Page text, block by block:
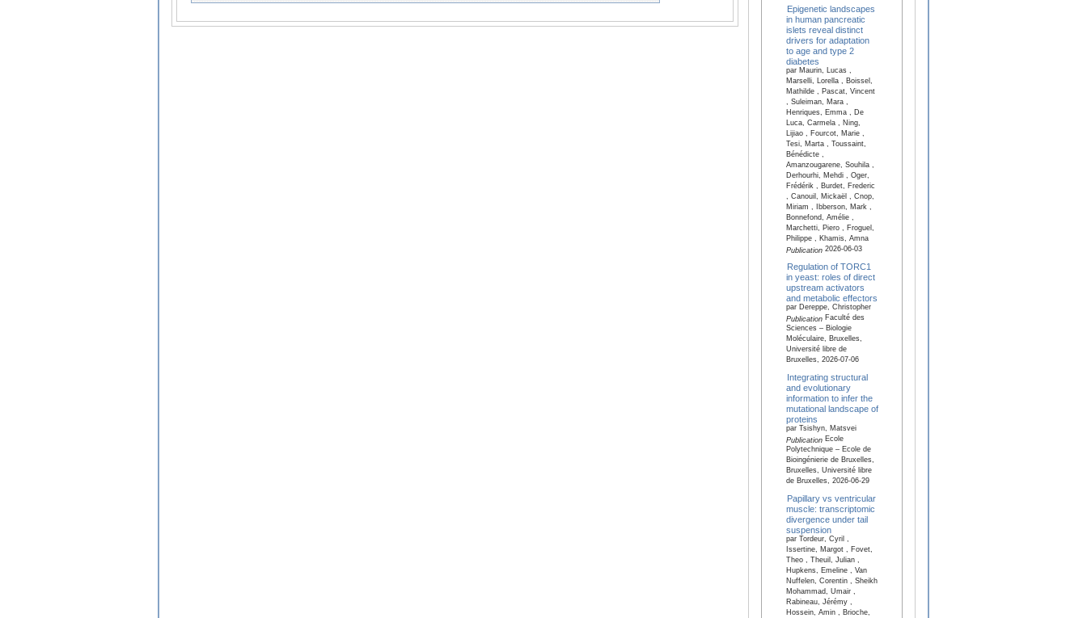
Epigenetic landscapes
in human pancreatic
islets reveal distinct
drivers for adaptation
to age and type 2
diabetes
par Maurin, Lucas ,
Marselli, Lorella , Boissel,
Mathilde , Pascat, Vincent
, Suleiman, Mara ,
Henriques, Emma , De
Luca, Carmela , Ning,
Lijiao , Fourcot, Marie ,
Tesi, Marta , Toussaint,
Bénédicte ,
Amanzougarene, Souhila ,
Derhourhi, Mehdi , Oger,
Frédérik , Burdet, Frederic
, Canouil, Mickaël , Cnop,
Miriam , Ibberson, Mark ,
Bonnefond, Amélie ,
Marchetti, Piero , Froguel,
Philippe , Khamis, Amna
Publication2026-06-03
Regulation of TORC1
in yeast: roles of direct
upstream activators
and metabolic effectors
par Dereppe, Christopher
PublicationFaculté des
Sciences – Biologie
Moléculaire, Bruxelles,
Université libre de
Bruxelles, 2026-07-06
Integrating structural
and evolutionary
information to infer the
mutational landscape of
proteins
par Tsishyn, Matsvei
PublicationEcole
Polytechnique – Ecole de
Bioingénierie de Bruxelles,
Bruxelles, Université libre
de Bruxelles, 2026-06-29
Papillary vs ventricular
muscle: transcriptomic
divergence under tail
suspension
par Tordeur, Cyril ,
Issertine, Margot , Fovet,
Theo , Theuil, Julian ,
Hupkens, Emeline , Van
Nuffelen, Corentin , Sheikh
Mohammad, Umair ,
Rabineau, Jérémy ,
Hossein, Amin , Brioche,